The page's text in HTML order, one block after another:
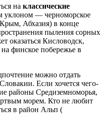
на классические
уклоном — черноморское
Абхазия) в конце
пыления сорных
оказаться Кисловодск,
финское побережье в
можно отдать
Если хочется чего-
районы Средиземноморья,
морем. Кто не любит
в район Альп (